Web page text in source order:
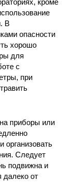
кроме
В
опасности
хорошо
для
с
при
приборы или
организовать
Следует
подвижна и
далеко от